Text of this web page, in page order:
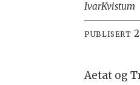
IvarKvistum
PUBLISERT
Aetat og